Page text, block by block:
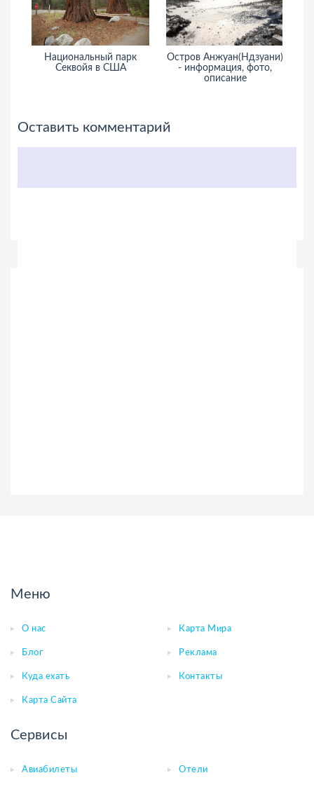
Национальный парк
Секвойя в США
Остров Анжуан(Ндзуани)
- информация, фото,
описание
Оставить комментарий
Меню
О нас Карта Мира
Блог Реклама
Куда ехать Контакты
Карта Сайта
Сервисы
Авиабилеты Отели